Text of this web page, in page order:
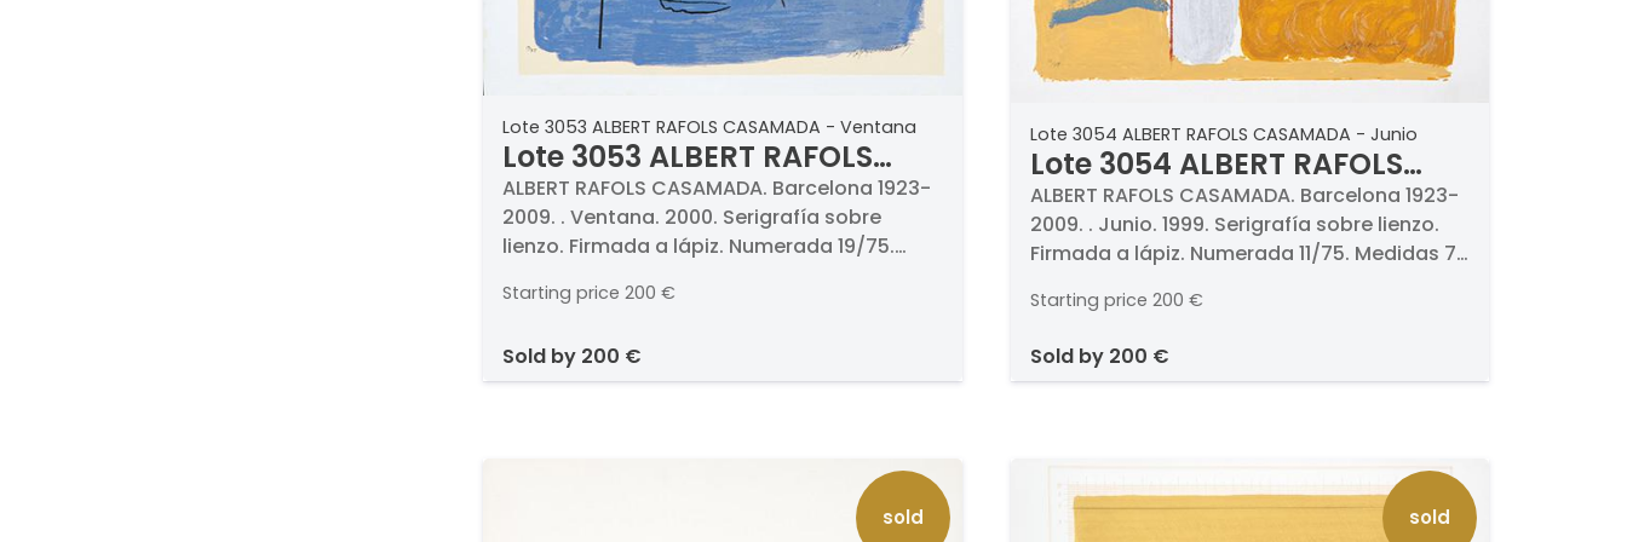
Lote 3053 ALBERT RAFOLS CASAMADA - Ventana
Lote 3053 ALBERT RAFOLS
CASAMADA - Ventana
ALBERT RAFOLS CASAMADA. Barcelona 1923-
2009. . Ventana. 2000. Serigrafía sobre
lienzo. Firmada a lápiz. Numerada 19/75.
Starting price 200 €
sold by 200 €
Lote 3054 ALBERT RAFOLS CASAMADA - Junio
Lote 3054 ALBERT RAFOLS
CASAMADA - Junio
ALBERT RAFOLS CASAMADA. Barcelona 1923-
2009. . Junio. 1999. Serigrafía sobre lienzo.
Firmada a lápiz. Numerada 11/75. Medidas 70
Starting price 200 €
sold by 200 €
sold sold